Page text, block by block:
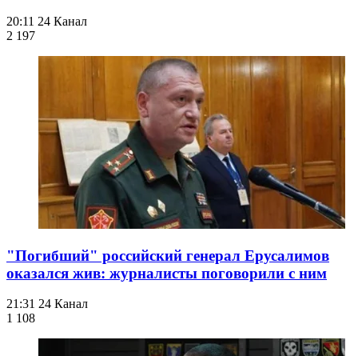
20:11 24 Канал
2 197
"Погибший" российский генерал Ерусалимов
оказался жив: журналисты поговорили с ним
21:31 24 Канал
1 108